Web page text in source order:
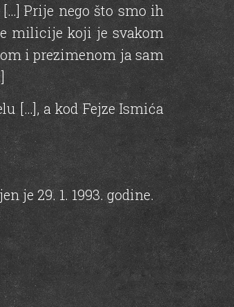
Prije nego što smo ih
milicije koji je svakom
i prezimenom ja sam
[…], a kod Fejze Ismića
je 29. 1. 1993. godine.